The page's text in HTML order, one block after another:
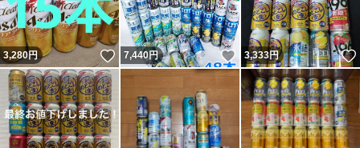
3,280円 いいね！
7,440円 いいね！
3,333円